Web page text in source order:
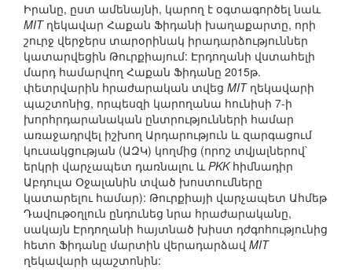
Իրանը, ըստ ամենայնի, կարող է օգտագործել նաև
MITղեկավար Հաքան Ֆիդանի խաղաքարտը, որի
շուրջ վերջերս տարօրինակ իրադարձություններ
կատարվեցին Թուրքիայում: Էրդողանի վստահելի
մարդ համարվող Հաքան Ֆիդանը 2015թ.
փետրվարին հրաժարական տվեց MITղեկավարի
պաշտոնից, որպեսզի կարողանա հունիսի 7-ի
խորհրդարանական ընտրությունների համար
առաջադրվել իշխող Արդարություն և զարգացում
կուսակցության (ԱԶԿ) կողմից (որոշ տվյալներով`
երկրի վարչապետ դառնալու ևPKKհիմնադիր
Աբդուլա Օջալանին տված խոստումները
կատարելու համար): Թուրքիայի վարչապետ Ահմեթ
Դավութօղլուն ընդունեց նրա հրաժարականը,
սակայն Էրդողանի հայտնած խիստ դժգոհությունից
հետո Ֆիդանը մարտին վերադարձավ MIT
ղեկավարի պաշտոնին: